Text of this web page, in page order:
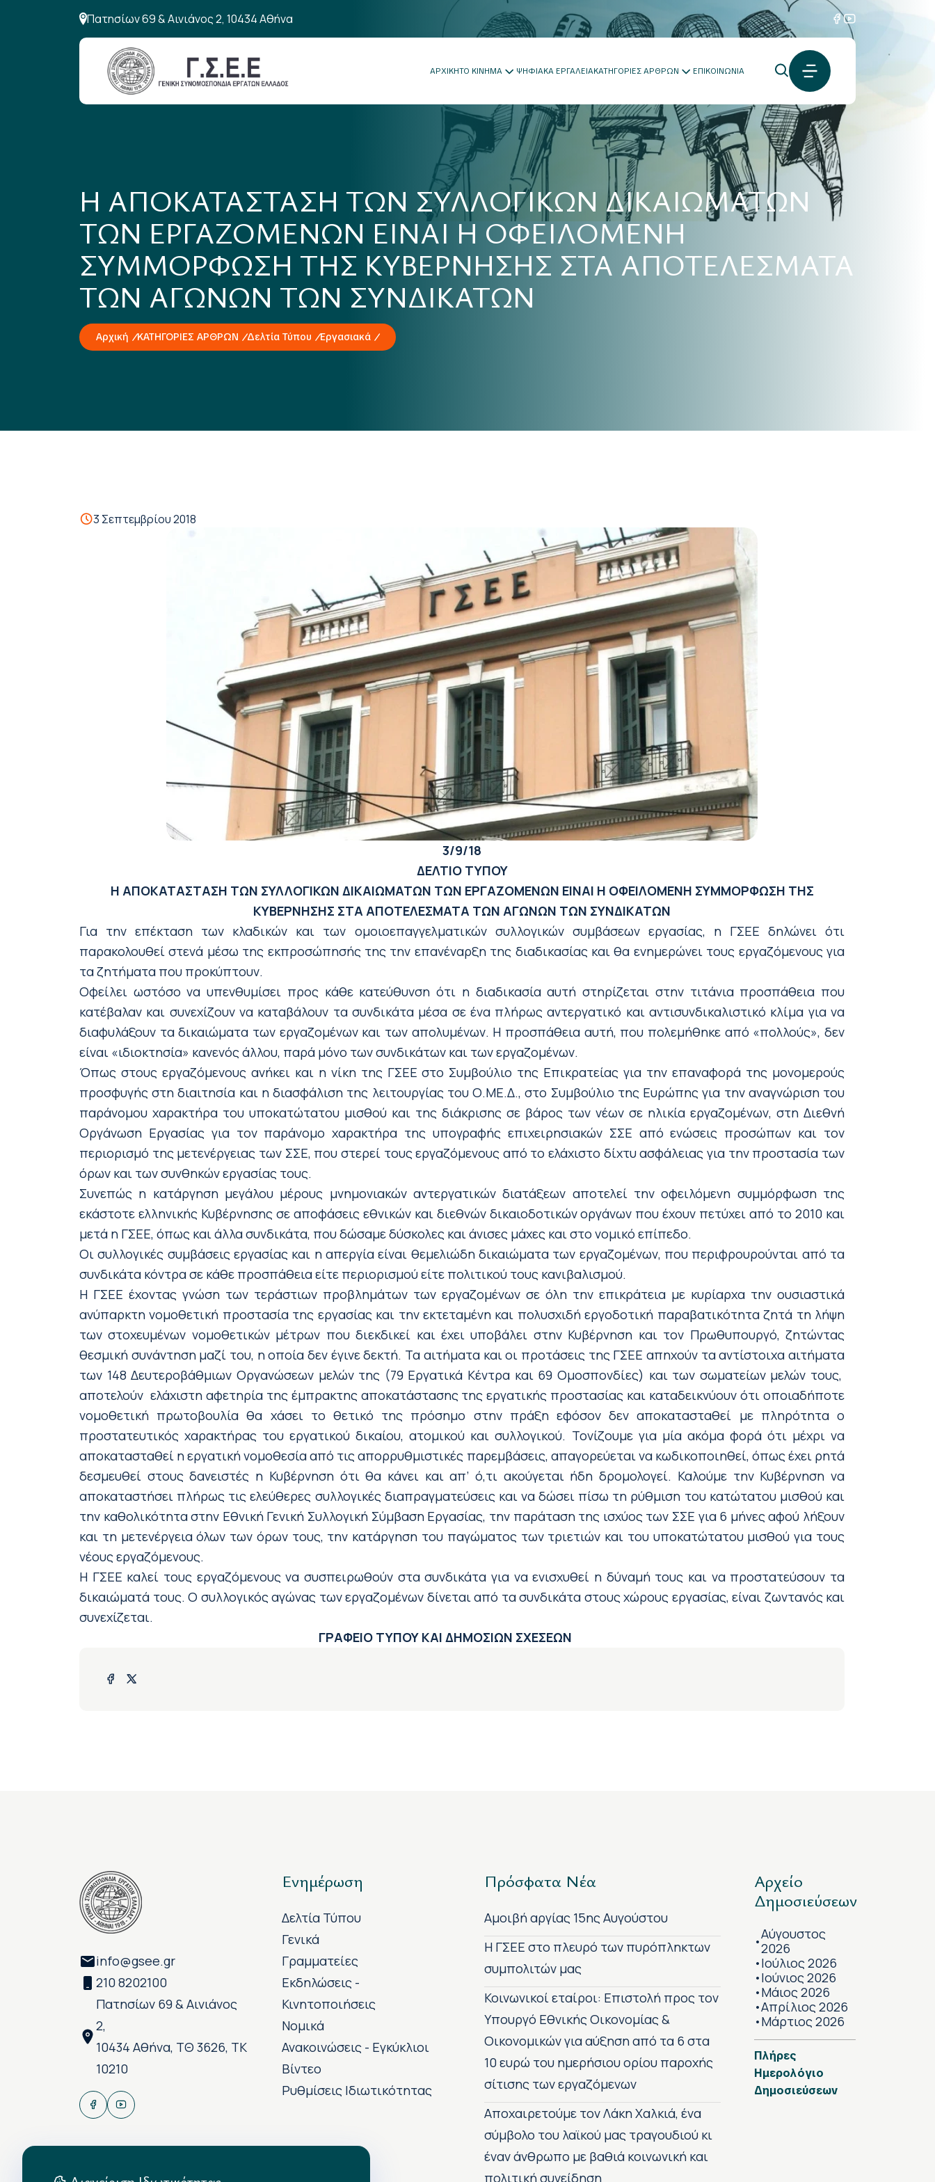
Πατησίων 69 & Αινιάνος 2, 10434 Αθήνα
ΑΡΧΙΚΗΤΟ ΚΙΝΗΜΑ ΨΗΦΙΑΚΑ ΕΡΓΑΛΕΙΑΚΑΤΗΓΟΡΙΕΣ ΑΡΘΡΩΝ ΕΠΙΚΟΙΝΩΝΙΑ
Η ΑΠΟΚΑΤΑΣΤΑΣΗ ΤΩΝ ΣΥΛΛΟΓΙΚΩΝ ΔΙΚΑΙΩΜΑΤΩΝ
ΤΩΝ ΕΡΓΑΖΟΜΕΝΩΝ ΕΙΝΑΙ Η ΟΦΕΙΛΟΜΕΝΗ
ΣΥΜΜΟΡΦΩΣΗ ΤΗΣ ΚΥΒΕΡΝΗΣΗΣ ΣΤΑ ΑΠΟΤΕΛΕΣΜΑΤΑ
ΤΩΝ ΑΓΩΝΩΝ ΤΩΝ ΣΥΝΔΙΚΑΤΩΝ
Αρχική ΚΑΤΗΓΟΡΙΕΣ ΑΡΘΡΩΝ Δελτία Τύπου Εργασιακά
3 Σεπτεμβρίου 2018
3/9/18
ΔΕΛΤΙΟ ΤΥΠΟΥ
Η ΑΠΟΚΑΤΑΣΤΑΣΗ ΤΩΝ ΣΥΛΛΟΓΙΚΩΝ ΔΙΚΑΙΩΜΑΤΩΝ ΤΩΝ ΕΡΓΑΖΟΜΕΝΩΝ ΕΙΝΑΙ Η ΟΦΕΙΛΟΜΕΝΗ ΣΥΜΜΟΡΦΩΣΗ ΤΗΣ
ΚΥΒΕΡΝΗΣΗΣ ΣΤΑ ΑΠΟΤΕΛΕΣΜΑΤΑ ΤΩΝ ΑΓΩΝΩΝ ΤΩΝ ΣΥΝΔΙΚΑΤΩΝ
Για την επέκταση των κλαδικών και των ομοιοεπαγγελματικών συλλογικών συμβάσεων εργασίας, η ΓΣΕΕ δηλώνει ότι
παρακολουθεί στενά μέσω της εκπροσώπησής της την επανέναρξη της διαδικασίας και θα ενημερώνει τους εργαζόμενους για
τα ζητήματα που προκύπτουν.
Οφείλει ωστόσο να υπενθυμίσει προς κάθε κατεύθυνση ότι η διαδικασία αυτή στηρίζεται στην τιτάνια προσπάθεια που
κατέβαλαν και συνεχίζουν να καταβάλουν τα συνδικάτα μέσα σε ένα πλήρως αντεργατικό και αντισυνδικαλιστικό κλίμα για να
διαφυλάξουν τα δικαιώματα των εργαζομένων και των απολυμένων. Η προσπάθεια αυτή, που πολεμήθηκε από «πολλούς», δεν
είναι «ιδιοκτησία» κανενός άλλου, παρά μόνο των συνδικάτων και των εργαζομένων.
Όπως στους εργαζόμενους ανήκει και η νίκη της ΓΣΕΕ στο Συμβούλιο της Επικρατείας για την επαναφορά της μονομερούς
προσφυγής στη διαιτησία και η διασφάλιση της λειτουργίας του Ο.ΜΕ.Δ., στο Συμβούλιο της Ευρώπης για την αναγνώριση του
παράνομου χαρακτήρα του υποκατώτατου μισθού και της διάκρισης σε βάρος των νέων σε ηλικία εργαζομένων, στη Διεθνή
Οργάνωση Εργασίας για τον παράνομο χαρακτήρα της υπογραφής επιχειρησιακών ΣΣΕ από ενώσεις προσώπων και τον
περιορισμό της μετενέργειας των ΣΣΕ, που στερεί τους εργαζόμενους από το ελάχιστο δίχτυ ασφάλειας για την προστασία των
όρων και των συνθηκών εργασίας τους.
Συνεπώς η κατάργηση μεγάλου μέρους μνημονιακών αντεργατικών διατάξεων αποτελεί την οφειλόμενη συμμόρφωση της
εκάστοτε ελληνικής Κυβέρνησης σε αποφάσεις εθνικών και διεθνών δικαιοδοτικών οργάνων που έχουν πετύχει από το 2010 και
μετά η ΓΣΕΕ, όπως και άλλα συνδικάτα, που δώσαμε δύσκολες και άνισες μάχες και στο νομικό επίπεδο.
Οι συλλογικές συμβάσεις εργασίας και η απεργία είναι θεμελιώδη δικαιώματα των εργαζομένων, που περιφρουρούνται από τα
συνδικάτα κόντρα σε κάθε προσπάθεια είτε περιορισμού είτε πολιτικού τους κανιβαλισμού.
Η ΓΣΕΕ έχοντας γνώση των τεράστιων προβλημάτων των εργαζομένων σε όλη την επικράτεια με κυρίαρχα την ουσιαστικά
ανύπαρκτη νομοθετική προστασία της εργασίας και την εκτεταμένη και πολυσχιδή εργοδοτική παραβατικότητα ζητά τη λήψη
των στοχευμένων νομοθετικών μέτρων που διεκδικεί και έχει υποβάλει στην Κυβέρνηση και τον Πρωθυπουργό, ζητώντας
θεσμική συνάντηση μαζί του, η οποία δεν έγινε δεκτή. Τα αιτήματα και οι προτάσεις της ΓΣΕΕ απηχούν τα αντίστοιχα αιτήματα
των 148 Δευτεροβάθμιων Οργανώσεων μελών της (79 Εργατικά Κέντρα και 69 Ομοσπονδίες) και των σωματείων μελών τους,
αποτελούν ελάχιστη αφετηρία της έμπρακτης αποκατάστασης της εργατικής προστασίας και καταδεικνύουν ότι οποιαδήποτε
νομοθετική πρωτοβουλία θα χάσει το θετικό της πρόσημο στην πράξη εφόσον δεν αποκατασταθεί με πληρότητα ο
προστατευτικός χαρακτήρας του εργατικού δικαίου, ατομικού και συλλογικού. Τονίζουμε για μία ακόμα φορά ότι μέχρι να
αποκατασταθεί η εργατική νομοθεσία από τις απορρυθμιστικές παρεμβάσεις, απαγορεύεται να κωδικοποιηθεί, όπως έχει ρητά
δεσμευθεί στους δανειστές η Κυβέρνηση ότι θα κάνει και απ’ ό,τι ακούγεται ήδη δρομολογεί. Καλούμε την Κυβέρνηση να
αποκαταστήσει πλήρως τις ελεύθερες συλλογικές διαπραγματεύσεις και να δώσει πίσω τη ρύθμιση του κατώτατου μισθού και
την καθολικότητα στην Εθνική Γενική Συλλογική Σύμβαση Εργασίας, την παράταση της ισχύος των ΣΣΕ για 6 μήνες αφού λήξουν
και τη μετενέργεια όλων των όρων τους, την κατάργηση του παγώματος των τριετιών και του υποκατώτατου μισθού για τους
νέους εργαζόμενους.
Η ΓΣΕΕ καλεί τους εργαζόμενους να συσπειρωθούν στα συνδικάτα για να ενισχυθεί η δύναμή τους και να προστατεύσουν τα
δικαιώματά τους. Ο συλλογικός αγώνας των εργαζομένων δίνεται από τα συνδικάτα στους χώρους εργασίας, είναι ζωντανός και
συνεχίζεται.
ΓΡΑΦΕΙΟ ΤΥΠΟΥ ΚΑΙ ΔΗΜΟΣΙΩΝ ΣΧΕΣΕΩΝ
info@gsee.gr
210 8202100
Πατησίων 69 & Αινιάνος
2,
10434 Αθήνα, ΤΘ 3626, ΤΚ
10210
Ενημέρωση
Δελτία Τύπου
Γενικά
Γραμματείες
Εκδηλώσεις -
Κινητοποιήσεις
Νομικά
Ανακοινώσεις - Εγκύκλιοι
Βίντεο
Ρυθμίσεις Ιδιωτικότητας
Πρόσφατα Νέα
Αμοιβή αργίας 15ης Αυγούστου
H ΓΣΕΕ στο πλευρό των πυρόπληκτων
συμπολιτών μας
Κοινωνικοί εταίροι: Επιστολή προς τον
Υπουργό Εθνικής Οικονομίας &
Οικονομικών για αύξηση από τα 6 στα
10 ευρώ του ημερήσιου ορίου παροχής
σίτισης των εργαζόμενων
Αποχαιρετούμε τον Λάκη Χαλκιά, ένα
σύμβολο του λαϊκού μας τραγουδιού κι
έναν άνθρωπο με βαθιά κοινωνική και
πολιτική συνείδηση
Αρχείο
Δημοσιεύσεων
•Αύγουστος
2026
•Ιούλιος 2026
•Ιούνιος 2026
•Μάιος 2026
•Απρίλιος 2026
•Μάρτιος 2026
Πλήρες
Ημερολόγιο
Δημοσιεύσεων